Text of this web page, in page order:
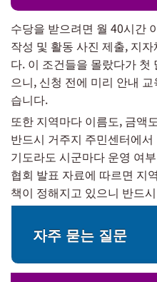
수당을 받으려면 월 40시간
작성 및 활동 사진 제출, 지
다. 이 조건들을 몰랐다가
으니, 신청 전에 미리 안내
습니다.
또한 지역마다 이름도, 금액
반드시 거주지 주민센터에
기도라도 시군마다 운영 여
협회 발표 자료에 따르면 지
책이 정해지고 있으니 반드
자주 묻는 질문